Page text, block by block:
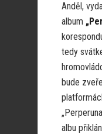
Anděl,
album
tedy
bude
albu